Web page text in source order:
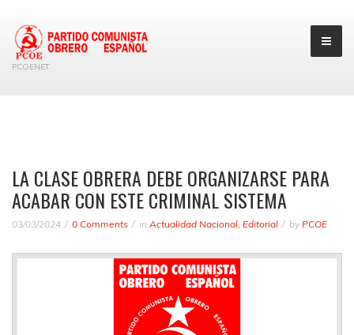
PCOENET
LA CLASE OBRERA DEBE ORGANIZARSE PARA
ACABAR CON ESTE CRIMINAL SISTEMA
03/03/2024 0 Comments in Actualidad Nacional Editorial by PCOE